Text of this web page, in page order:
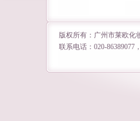
版权所有：广州市莱欧化
联系电话：020-86389077